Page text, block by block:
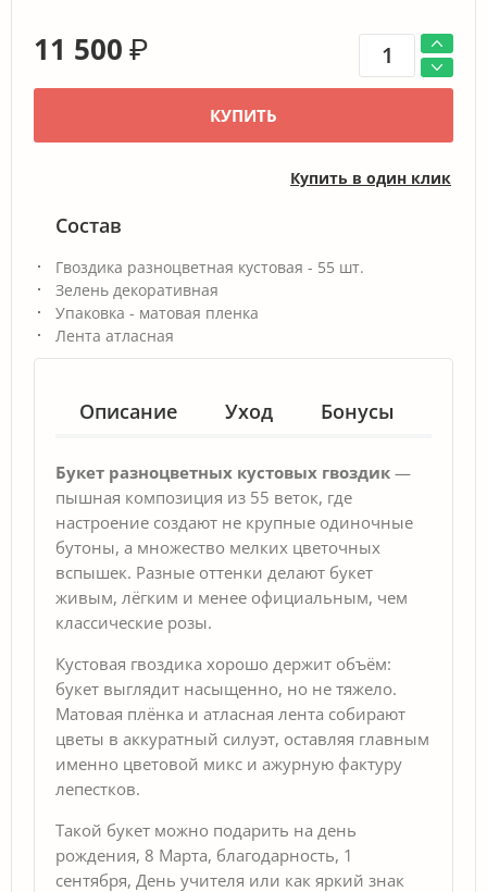
11 500 ₽
КУПИТЬ
Купить в один клик
Состав
Гвоздика разноцветная кустовая - 55 шт.
Зелень декоративная
Упаковка - матовая пленка
Лента атласная
Описание Уход Бонусы
Букет разноцветных кустовых гвоздик —
пышная композиция из 55 веток, где
настроение создают не крупные одиночные
бутоны, а множество мелких цветочных
вспышек. Разные оттенки делают букет
живым, лёгким и менее официальным, чем
классические розы.
Кустовая гвоздика хорошо держит объём:
букет выглядит насыщенно, но не тяжело.
Матовая плёнка и атласная лента собирают
цветы в аккуратный силуэт, оставляя главным
именно цветовой микс и ажурную фактуру
лепестков.
Такой букет можно подарить на день
рождения, 8 Марта, благодарность, 1
сентября, День учителя или как яркий знак